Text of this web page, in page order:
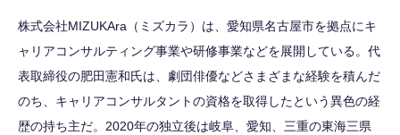
株式会社MIZUKAra（ミズカラ）は、愛知県名古屋市を拠点にキ
ャリアコンサルティング事業や研修事業などを展開している。代
表取締役の肥田憲和氏は、劇団俳優などさまざまな経験を積んだ
のち、キャリアコンサルタントの資格を取得したという異色の経
歴の持ち主だ。2020年の独立後は岐阜、愛知、三重の東海三県